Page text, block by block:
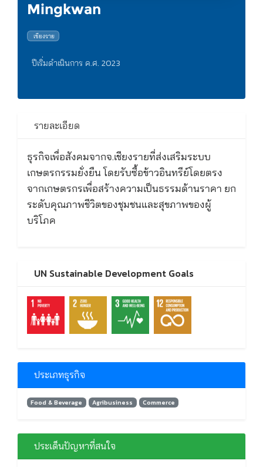
Mingkwan
เชียงราย
ปีเริ่มดำเนินการ ค.ศ. 2023
รายละเอียด
ธุรกิจเพื่อสังคมจากจ.เชียงรายที่ส่งเสริมระบบ
เกษตรกรรมยั่งยืน โดยรับซื้อข้าวอินทรีย์โดยตรง
จากเกษตรกรเพื่อสร้างความเป็นธรรมด้านราคา ยก
ระดับคุณภาพชีวิตของชุมชนและสุขภาพของผู้
บริโภค
UN Sustainable Development Goals
ประเภทธุรกิจ
Food & Beverage Agribusiness Commerce
ประเด็นปัญหาที่สนใจ